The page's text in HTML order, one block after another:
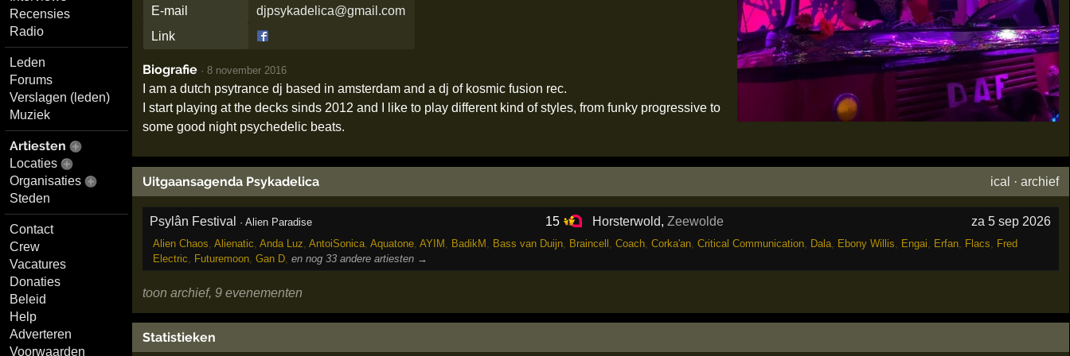
Recensies
Radio
Leden
Forums
Verslagen (leden)
Muziek
Artiesten
Locaties
Organisaties
Steden
Contact
Crew
Vacatures
Donaties
Beleid
Help
Adverteren
Voorwaarden
E-mail
djpsykadelica@gmail.com
Link
Biografie · 8 november 2016
I am a dutch psytrance dj based in amsterdam and a dj of kosmic fusion rec.
I start playing at the decks sinds 2012 and I like to play different kind of styles, from funky progressive to
some good night psychedelic beats.
Uitgaansagenda Psykadelica ical ·archief
Psylân Festival ·Alien Paradise 15 Horsterwold,Zeewolde za 5 sep 2026
Alien Chaos Alienatic Anda Luz AntoiSonica, Aquatone, AYIM BadikM Bass van Duijn, Braincell Coach, Corka'an, Critical Communication, Dala, Ebony Willis Engai Erfan, Flacs
Fred
Electric
Futuremoon, Gan D, en nog 33 andere artiesten →
toon archief, 9 evenementen
Statistieken